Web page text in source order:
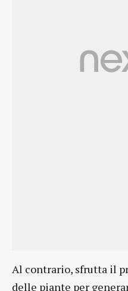
Al contrario, sfrutta il
delle piante per